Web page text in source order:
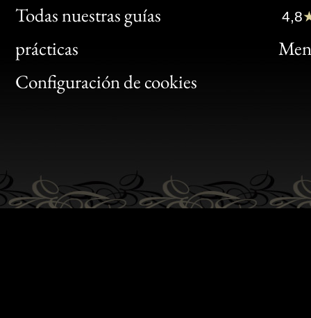
Todas nuestras guías
prácticas
Configuración de cookies
Clic
Bon
4,8